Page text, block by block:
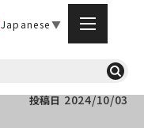
Japanese▼
投稿日 2024/10/03